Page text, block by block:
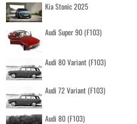
Kia Stonic 2025
Audi Super 90 (F103)
Audi 80 Variant (F103)
Audi 72 Variant (F103)
Audi 80 (F103)